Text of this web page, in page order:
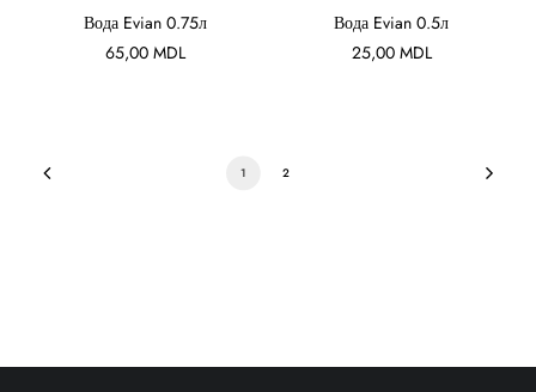
В КОРЗИНУ
Вода Evian 0.75л
65,00 MDL
В КОРЗИНУ
Вода Evian 0.5л
25,00 MDL
1 2